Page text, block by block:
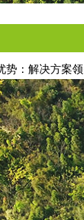
势：解决方案